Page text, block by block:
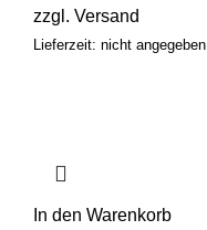
zzgl. Versand
Lieferzeit: nicht angegeben
In den Warenkorb